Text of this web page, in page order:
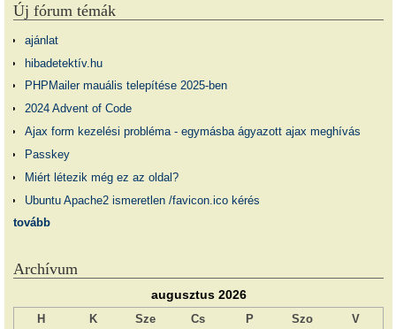
Új fórum témák
ajánlat
hibadetektív.hu
PHPMailer mauális telepítése 2025-ben
2024 Advent of Code
Ajax form kezelési probléma - egymásba ágyazott ajax meghívás
Passkey
Miért létezik még ez az oldal?
Ubuntu Apache2 ismeretlen /favicon.ico kérés
tovább
Archívum
augusztus 2026
H K Sze Cs P Szo V